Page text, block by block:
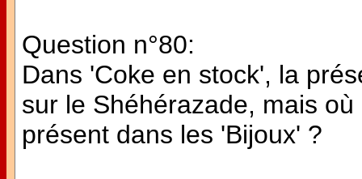
Question n°80:
Dans 'Coke en stock', la
sur le Shéhérazade, mais
présent dans les 'Bijoux' ?